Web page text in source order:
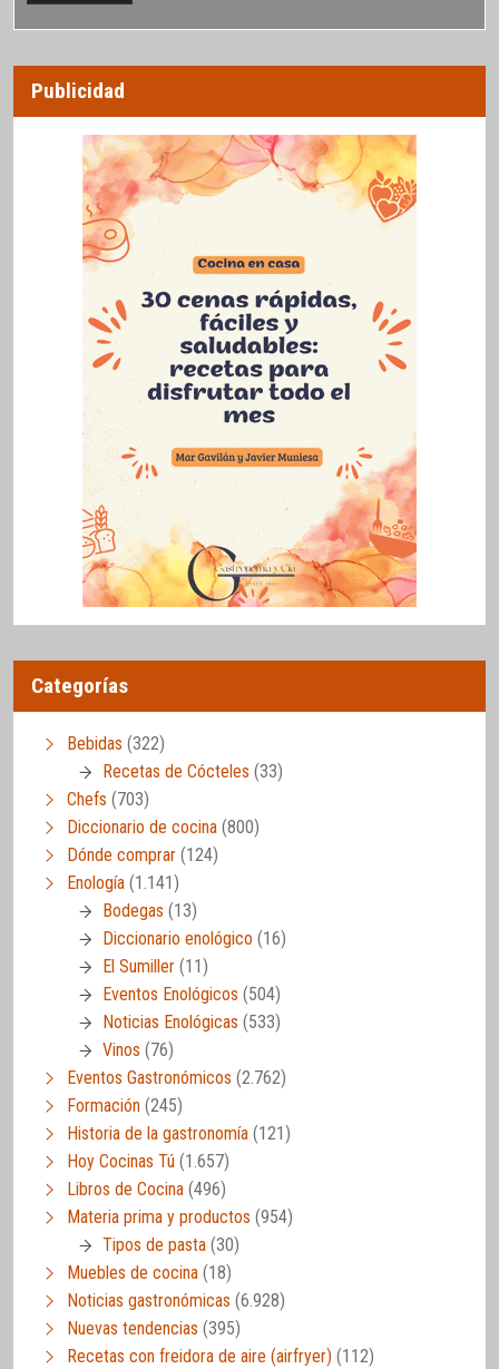
Publicidad
Categorías
Bebidas (322)
Recetas de Cócteles (33)
Chefs (703)
Diccionario de cocina (800)
Dónde comprar (124)
Enología (1.141)
Bodegas (13)
Diccionario enológico (16)
El Sumiller (11)
Eventos Enológicos (504)
Noticias Enológicas (533)
Vinos (76)
Eventos Gastronómicos (2.762)
Formación (245)
Historia de la gastronomía (121)
Hoy Cocinas Tú (1.657)
Libros de Cocina (496)
Materia prima y productos (954)
Tipos de pasta (30)
Muebles de cocina (18)
Noticias gastronómicas (6.928)
Nuevas tendencias (395)
Recetas con freidora de aire (airfryer) (112)